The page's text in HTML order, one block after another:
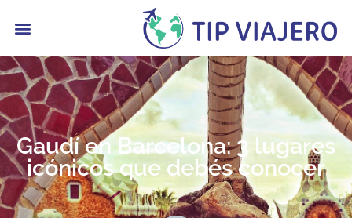
Gaudí en Barcelona: 3 lugares
icónicos que debés conocer